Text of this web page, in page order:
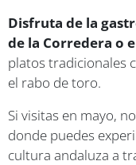
Disfruta de la
de la Corredera o
platos tradicionales
el rabo de toro.
Si visitas en mayo,
donde puedes
cultura andaluza a